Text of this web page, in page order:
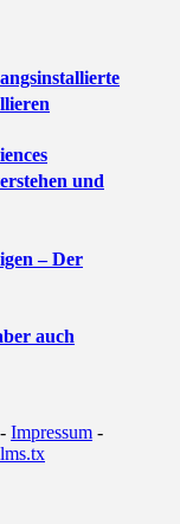
und
– Der
auch
- Impressum -